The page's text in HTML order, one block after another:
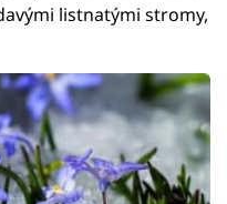
listnatými stromy,